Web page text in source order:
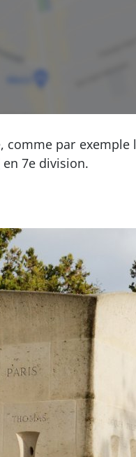
comme par
en 7e division.